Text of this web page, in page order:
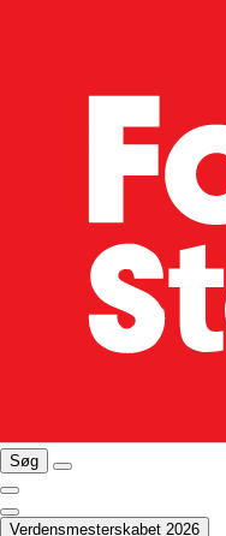
Søg
Verdensmesterskabet 2026